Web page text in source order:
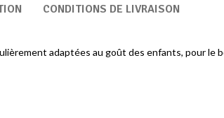
CONDITIONS DE LIVRAISON
adaptées au goût des enfants, pour le